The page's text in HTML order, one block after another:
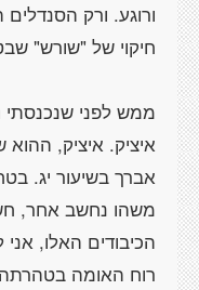
ורוגע. ורק
ממש לפני
איציק. איציק, ההוא
אברך בשיעור יג.
משהו נחשב אחר,
הכיבודים האלו,
רוח האומה